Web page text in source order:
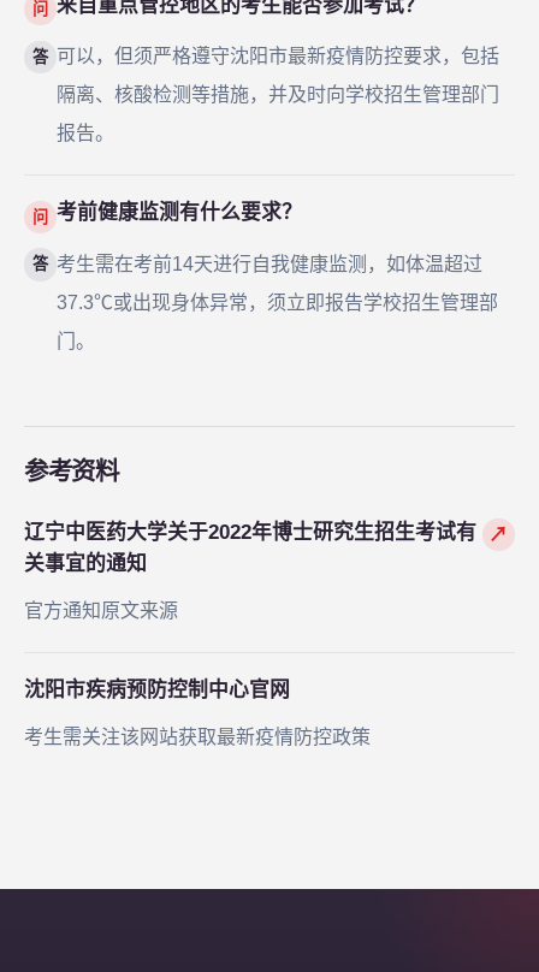
问 来自重点管控地区的考生能否参加考试？
答 可以，但须严格遵守沈阳市最新疫情防控要求，包括
隔离、核酸检测等措施，并及时向学校招生管理部门
报告。
问 考前健康监测有什么要求？
答 考生需在考前14天进行自我健康监测，如体温超过
37.3℃或出现身体异常，须立即报告学校招生管理部
门。
参考资料
辽宁中医药大学关于2022年博士研究生招生考试有
关事宜的通知
↗
官方通知原文来源
沈阳市疾病预防控制中心官网
考生需关注该网站获取最新疫情防控政策